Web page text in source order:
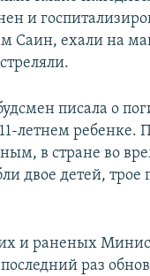
и
Саин, ехали на
писала о
летнем ребенке.
в стране во
двое детей, трое
и раненых
раз